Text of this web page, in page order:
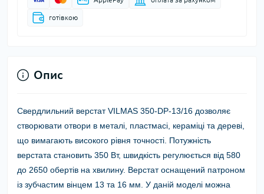
готівкою
Опис
Свердлильний верстат VILMAS 350-DP-13/16 дозволяє
створювати отвори в металі, пластмасі, кераміці та дереві,
що вимагають високого рівня точності. Потужність
верстата становить 350 Вт, швидкість регулюється від 580
до 2650 обертів на хвилину. Верстат оснащений патроном
із зубчастим вінцем 13 та 16 мм. У даній моделі можна